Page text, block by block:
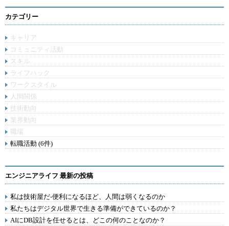
カテゴリー
キャリア
コミュニティ活動
スキル
ライフハック
ワークスタイル
人間関係
技術動向
業界動向
職場
転職活動 (6件)
エンジニアライフ 最新の投稿
私は技術屋だ-便利になるほど、人間は弱くなるのか
私たちはデジタル世界で生きる準備ができているのか？
AIにDB設計を任せるとは、どこの何のことなのか？